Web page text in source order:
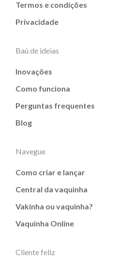
Termos e condições
Privacidade
Baú de ideias
Inovações
Como funciona
Perguntas frequentes
Blog
Navegue
Como criar e lançar
Central da vaquinha
Vakinha ou vaquinha?
Vaquinha Online
Cliente feliz